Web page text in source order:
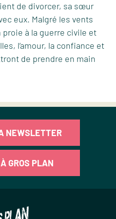
de divorcer, sa sœur
eux. Malgré les vents
proie à la guerre civile et
l’amour, la confiance et
de prendre en main
NEWSLETTER
GROS PLAN